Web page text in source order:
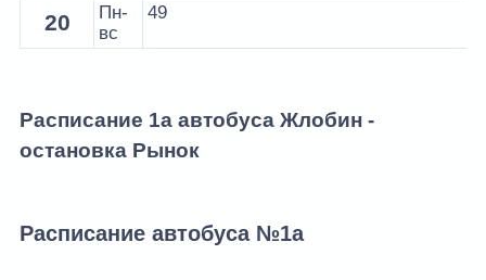
20
Пн-
вс
49
Расписание 1а автобуса Жлобин -
остановка Рынок
Расписание автобуса №1а